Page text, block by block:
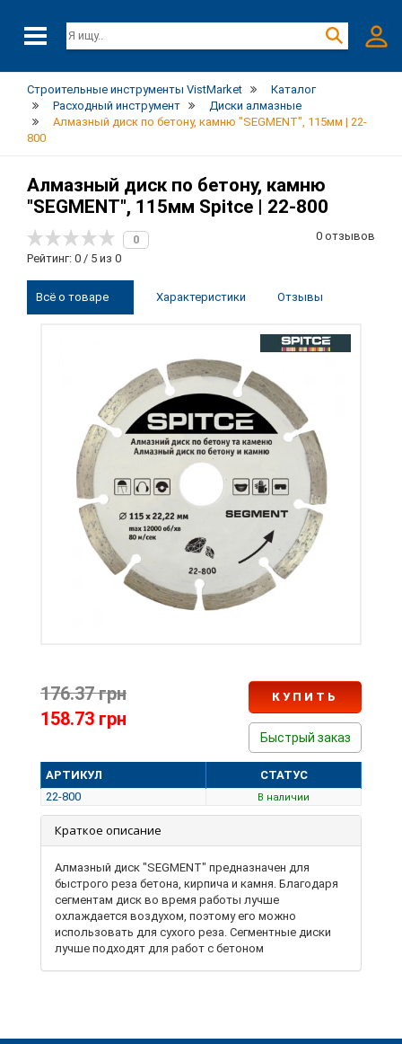
Строительные инструменты VistMarket
Каталог
Расходный инструмент
Диски алмазные
Алмазный диск по бетону, камню "SEGMENT", 115мм | 22-
800
Алмазный диск по бетону, камню
"SEGMENT", 115мм Spitce | 22-800
0
Рейтинг: 0 / 5 из 0
0 отзывов
Всё о товаре Характеристики Отзывы
176.37 грн
158.73 грн
Быстрый заказ
КУПИТЬ
АРТИКУЛ
СТАТУС
22-800
В наличии
Краткое описание
Алмазный диск "SEGMENT" предназначен для
быстрого реза бетона, кирпича и камня. Благодаря
сегментам диск во время работы лучше
охлаждается воздухом, поэтому его можно
использовать для сухого реза. Сегментные диски
лучше подходят для работ с бетоном